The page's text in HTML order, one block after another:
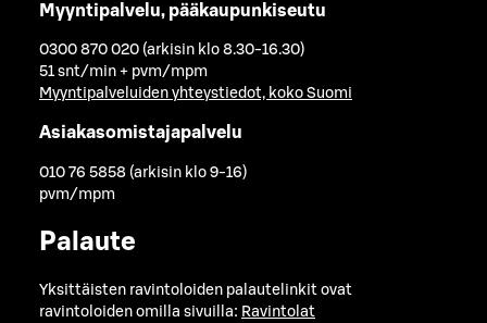
Myyntipalvelu, pääkaupunkiseutu
0300 870 020 (arkisin klo 8.30-16.30)
51 snt/min + pvm/mpm
Myyntipalveluiden yhteystiedot, koko Suomi
Asiakasomistajapalvelu
010 76 5858 (arkisin klo 9-16)
pvm/mpm
Palaute
Yksittäisten ravintoloiden palautelinkit ovat
ravintoloiden omilla sivuilla: Ravintolat